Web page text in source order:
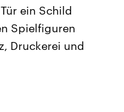
ein Schild
Spielfiguren
Druckerei und